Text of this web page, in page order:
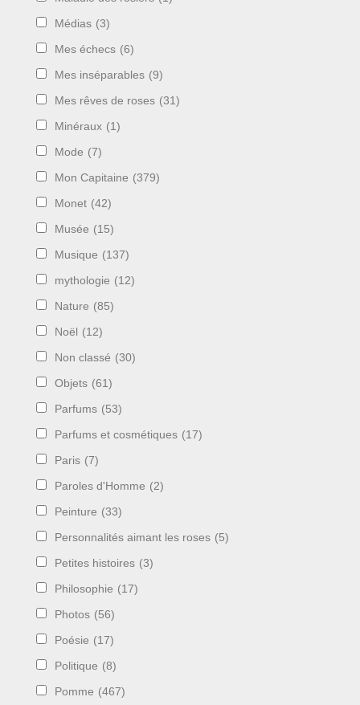
Médias (3)
Mes échecs (6)
Mes inséparables (9)
Mes rêves de roses (31)
Minéraux (1)
Mode (7)
Mon Capitaine (379)
Monet (42)
Musée (15)
Musique (137)
mythologie (12)
Nature (85)
Noël (12)
Non classé (30)
Objets (61)
Parfums (53)
Parfums et cosmétiques (17)
Paris (7)
Paroles d'Homme (2)
Peinture (33)
Personnalités aimant les roses (5)
Petites histoires (3)
Philosophie (17)
Photos (56)
Poésie (17)
Politique (8)
Pomme (467)